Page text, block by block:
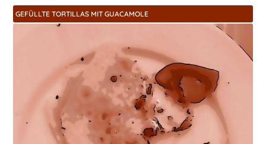
GEFÜLLTE TORTILLAS MIT GUACAMOLE